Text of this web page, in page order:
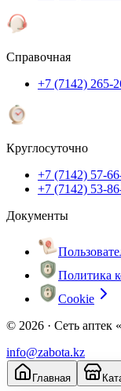
Справочная
+7 (7142) 265-
Круглосуточно
+7 (7142) 57-
+7 (7142) 53-
Документы
Политика
Cookie
© 2026 · Сеть аптек
info@zabota.kz
Главная